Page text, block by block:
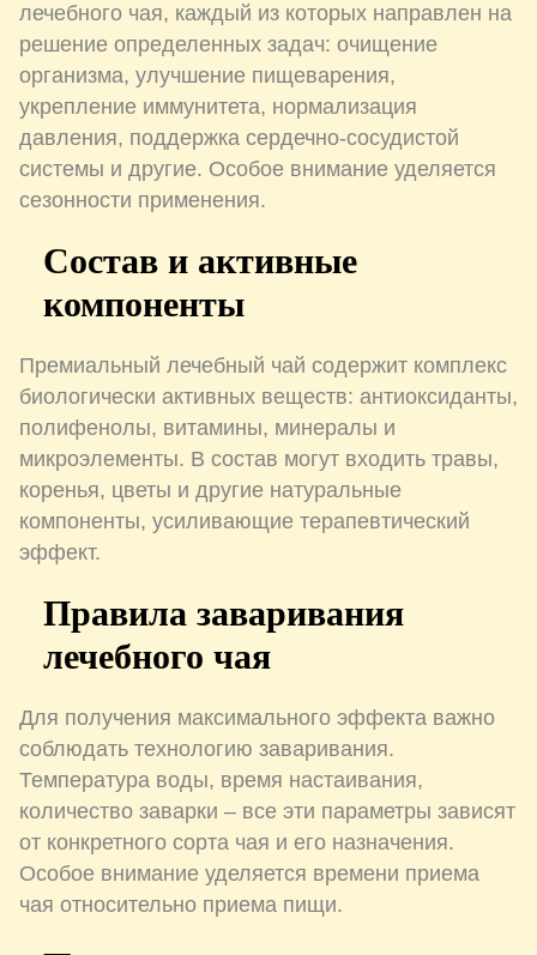
лечебного чая, каждый из которых направлен на
решение определенных задач: очищение
организма, улучшение пищеварения,
укрепление иммунитета, нормализация
давления, поддержка сердечно-сосудистой
системы и другие. Особое внимание уделяется
сезонности применения.
Состав и активные
компоненты
Премиальный лечебный чай содержит комплекс
биологически активных веществ: антиоксиданты,
полифенолы, витамины, минералы и
микроэлементы. В состав могут входить травы,
коренья, цветы и другие натуральные
компоненты, усиливающие терапевтический
эффект.
Правила заваривания
лечебного чая
Для получения максимального эффекта важно
соблюдать технологию заваривания.
Температура воды, время настаивания,
количество заварки – все эти параметры зависят
от конкретного сорта чая и его назначения.
Особое внимание уделяется времени приема
чая относительно приема пищи.